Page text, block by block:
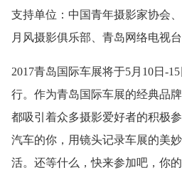
支持单位：中国青年摄影家协会
月风摄影俱乐部、青岛网络电视
2017青岛国际车展将于5月10日-
行。作为青岛国际车展的经典品
都吸引着众多摄影爱好者的积极
汽车的你，用镜头记录车展的美
活。还等什么，快来参加吧，你